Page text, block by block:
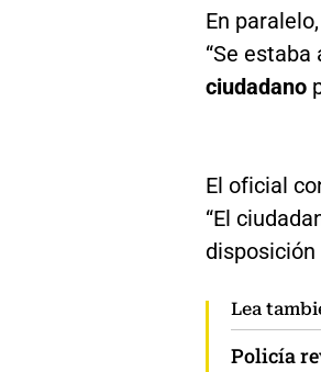
En
“Se
ciudadano
El oficial
“El
disposición
Lea
Policía